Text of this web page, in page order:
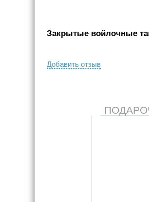
Закрытые войлочные
Добавить отзыв